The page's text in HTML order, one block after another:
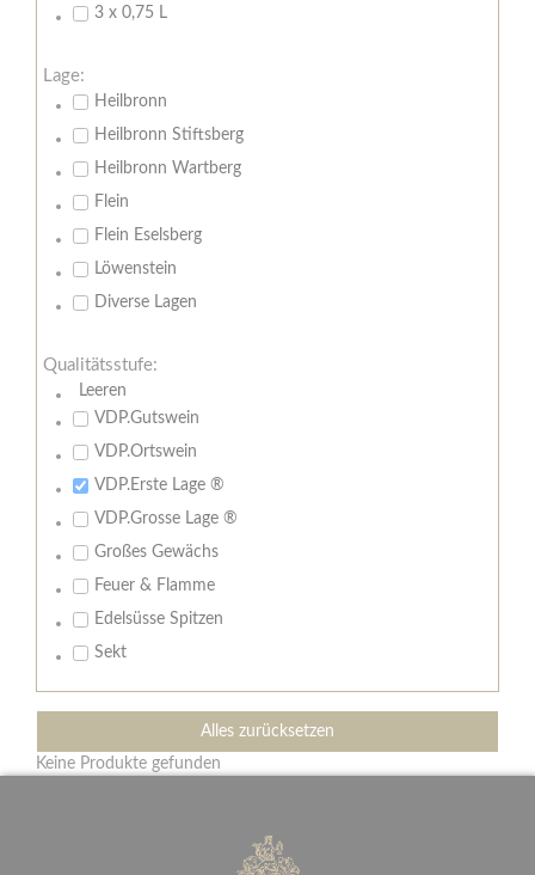
3 x 0,75 L
Lage:
Heilbronn
Heilbronn Stiftsberg
Heilbronn Wartberg
Flein
Flein Eselsberg
Löwenstein
Diverse Lagen
Qualitätsstufe:
Leeren
VDP.Gutswein
VDP.Ortswein
VDP.Erste Lage ®
VDP.Grosse Lage ®
Großes Gewächs
Feuer & Flamme
Edelsüsse Spitzen
Sekt
Alles zurücksetzen
Keine Produkte gefunden